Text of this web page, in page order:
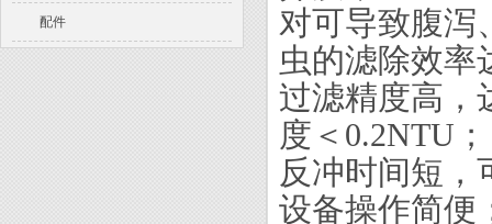
配件
对可导致腹泻
虫的滤除效率
过滤精度高，
度＜0.2NTU；
反冲时间短，
设备操作简便